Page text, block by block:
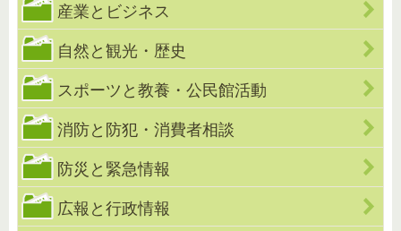
産業とビジネス
自然と観光・歴史
スポーツと教養・公民館活動
消防と防犯・消費者相談
防災と緊急情報
広報と行政情報